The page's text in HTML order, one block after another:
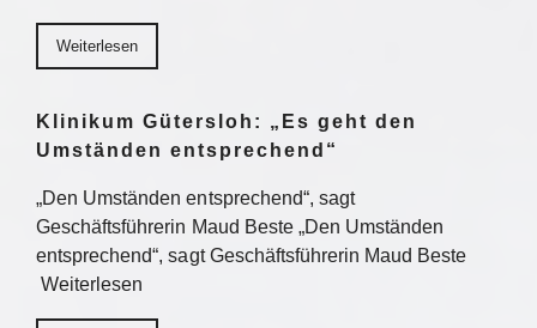
Weiterlesen
Klinikum Gütersloh: „Es geht den
Umständen entsprechend“
„Den Umständen entsprechend“, sagt
Geschäftsführerin Maud Beste „Den Umständen
entsprechend“, sagt Geschäftsführerin Maud Beste
Weiterlesen